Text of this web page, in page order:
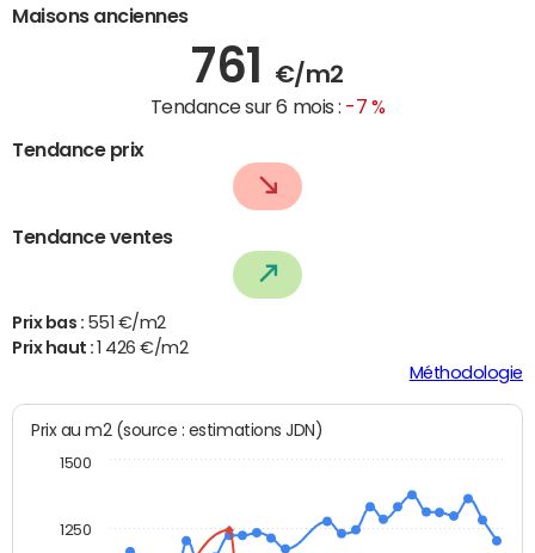
Maisons anciennes
761 €/m2
Tendance sur 6 mois : -7 %
Tendance prix
Tendance ventes
Prix bas : 551 €/m2
Prix haut :
1 426 €/m2
Méthodologie
Prix au m2 (source : estimations JDN)
1250
1500